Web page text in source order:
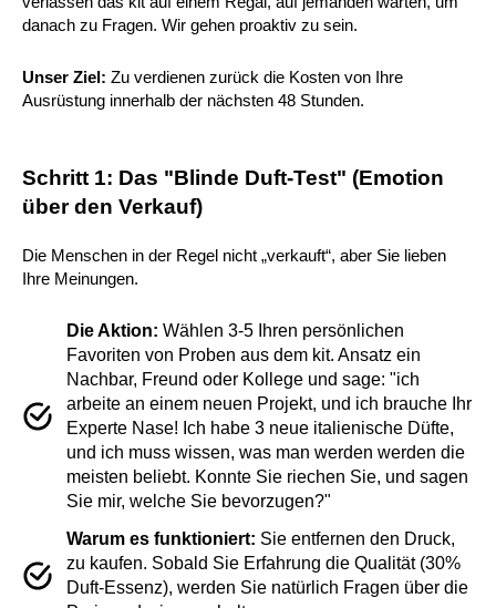
danach zu Fragen. Wir gehen proaktiv zu sein.
Unser Ziel: Zu verdienen zurück die Kosten von Ihre
Ausrüstung innerhalb der nächsten 48 Stunden.
Schritt 1: Das "Blinde Duft-Test" (Emotion
über den Verkauf)
Die Menschen in der Regel nicht „verkauft“, aber Sie lieben
Ihre Meinungen.
Die Aktion: Wählen 3-5 Ihren persönlichen
Favoriten von Proben aus dem kit. Ansatz ein
Nachbar, Freund oder Kollege und sage: "ich
arbeite an einem neuen Projekt, und ich brauche Ihr
Experte Nase! Ich habe 3 neue italienische Düfte,
und ich muss wissen, was man werden werden die
meisten beliebt. Konnte Sie riechen Sie, und sagen
Sie mir, welche Sie bevorzugen?"
Warum es funktioniert: Sie entfernen den Druck,
zu kaufen. Sobald Sie Erfahrung die Qualität (30%
Duft-Essenz), werden Sie natürlich Fragen über die